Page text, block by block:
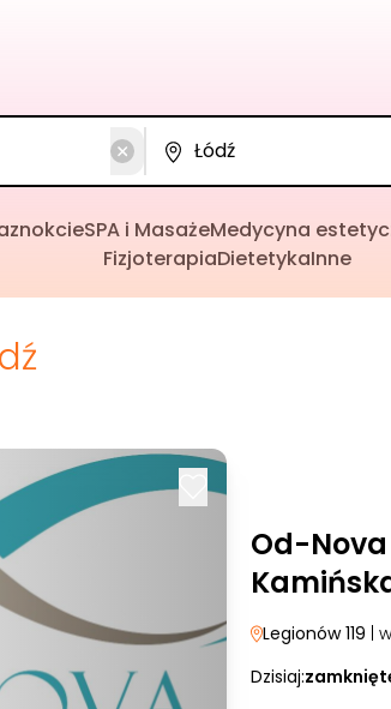
SPA i MasażeMedycyna
FizjoterapiaDietetykaInne
Od-
Legionów 119 |
Dzisiaj: